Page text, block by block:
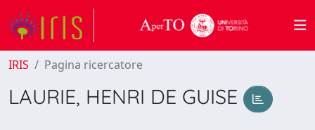
IRIS Pagina ricercatore
LAURIE, HENRI DE GUISE